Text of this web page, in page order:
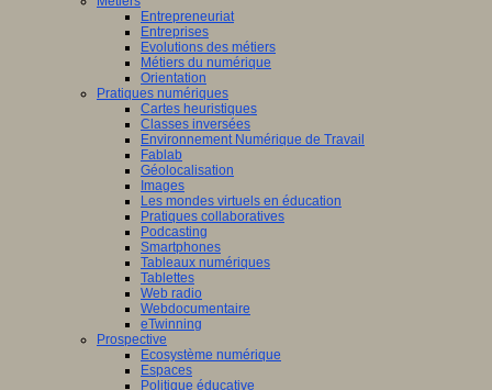
Entrepreneuriat
Entreprises
Evolutions des métiers
Métiers du numérique
Orientation
Pratiques numériques
Cartes heuristiques
Classes inversées
Environnement Numérique de Travail
Fablab
Géolocalisation
Images
Les mondes virtuels en éducation
Pratiques collaboratives
Podcasting
Smartphones
Tableaux numériques
Tablettes
Web radio
Webdocumentaire
eTwinning
Prospective
Ecosystème numérique
Espaces
Politique éducative